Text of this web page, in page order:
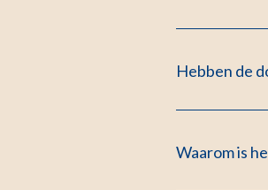
Hebben de
Waarom is